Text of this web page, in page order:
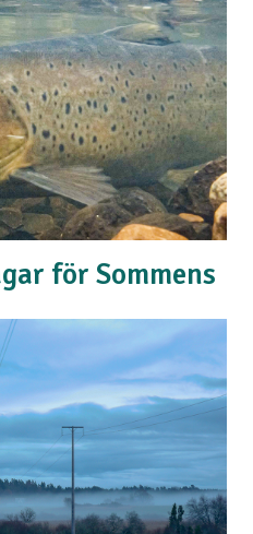
ofta för en
den kalla delen av året.
du kan tänka när det är
elavtal ska jag välja?
för Sommens
naturvård kan
om vårt arbete för
och om hur vattenvägen
fisk i hundra år snart